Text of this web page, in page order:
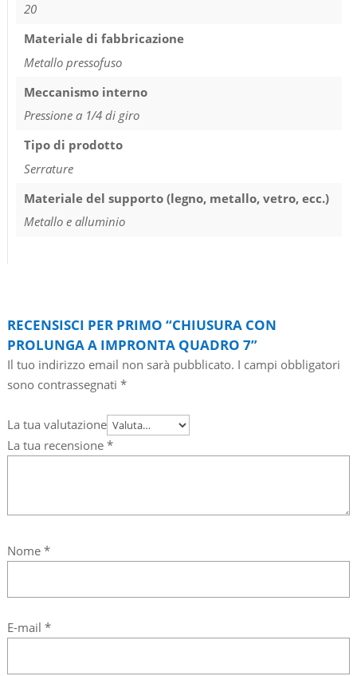
20
Materiale di fabbricazione
Metallo pressofuso
Meccanismo interno
Pressione a 1/4 di giro
Tipo di prodotto
Serrature
Materiale del supporto (legno, metallo, vetro, ecc.)
Metallo e alluminio
RECENSISCI PER PRIMO “CHIUSURA CON
PROLUNGA A IMPRONTA QUADRO 7”
Il tuo indirizzo email non sarà pubblicato. I campi obbligatori
sono contrassegnati *
La tua valutazione
La tua recensione *
Nome *
E-mail *